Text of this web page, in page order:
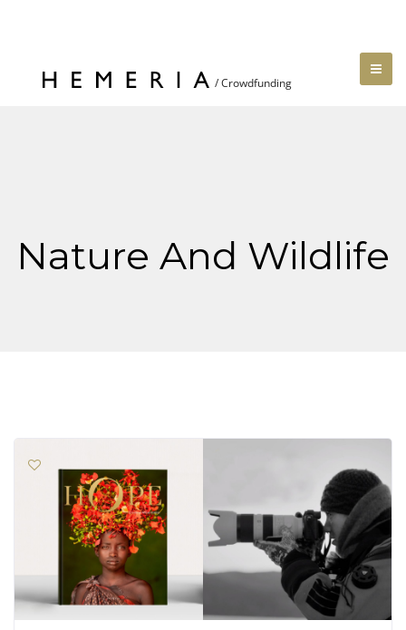
Nature And Wildlife